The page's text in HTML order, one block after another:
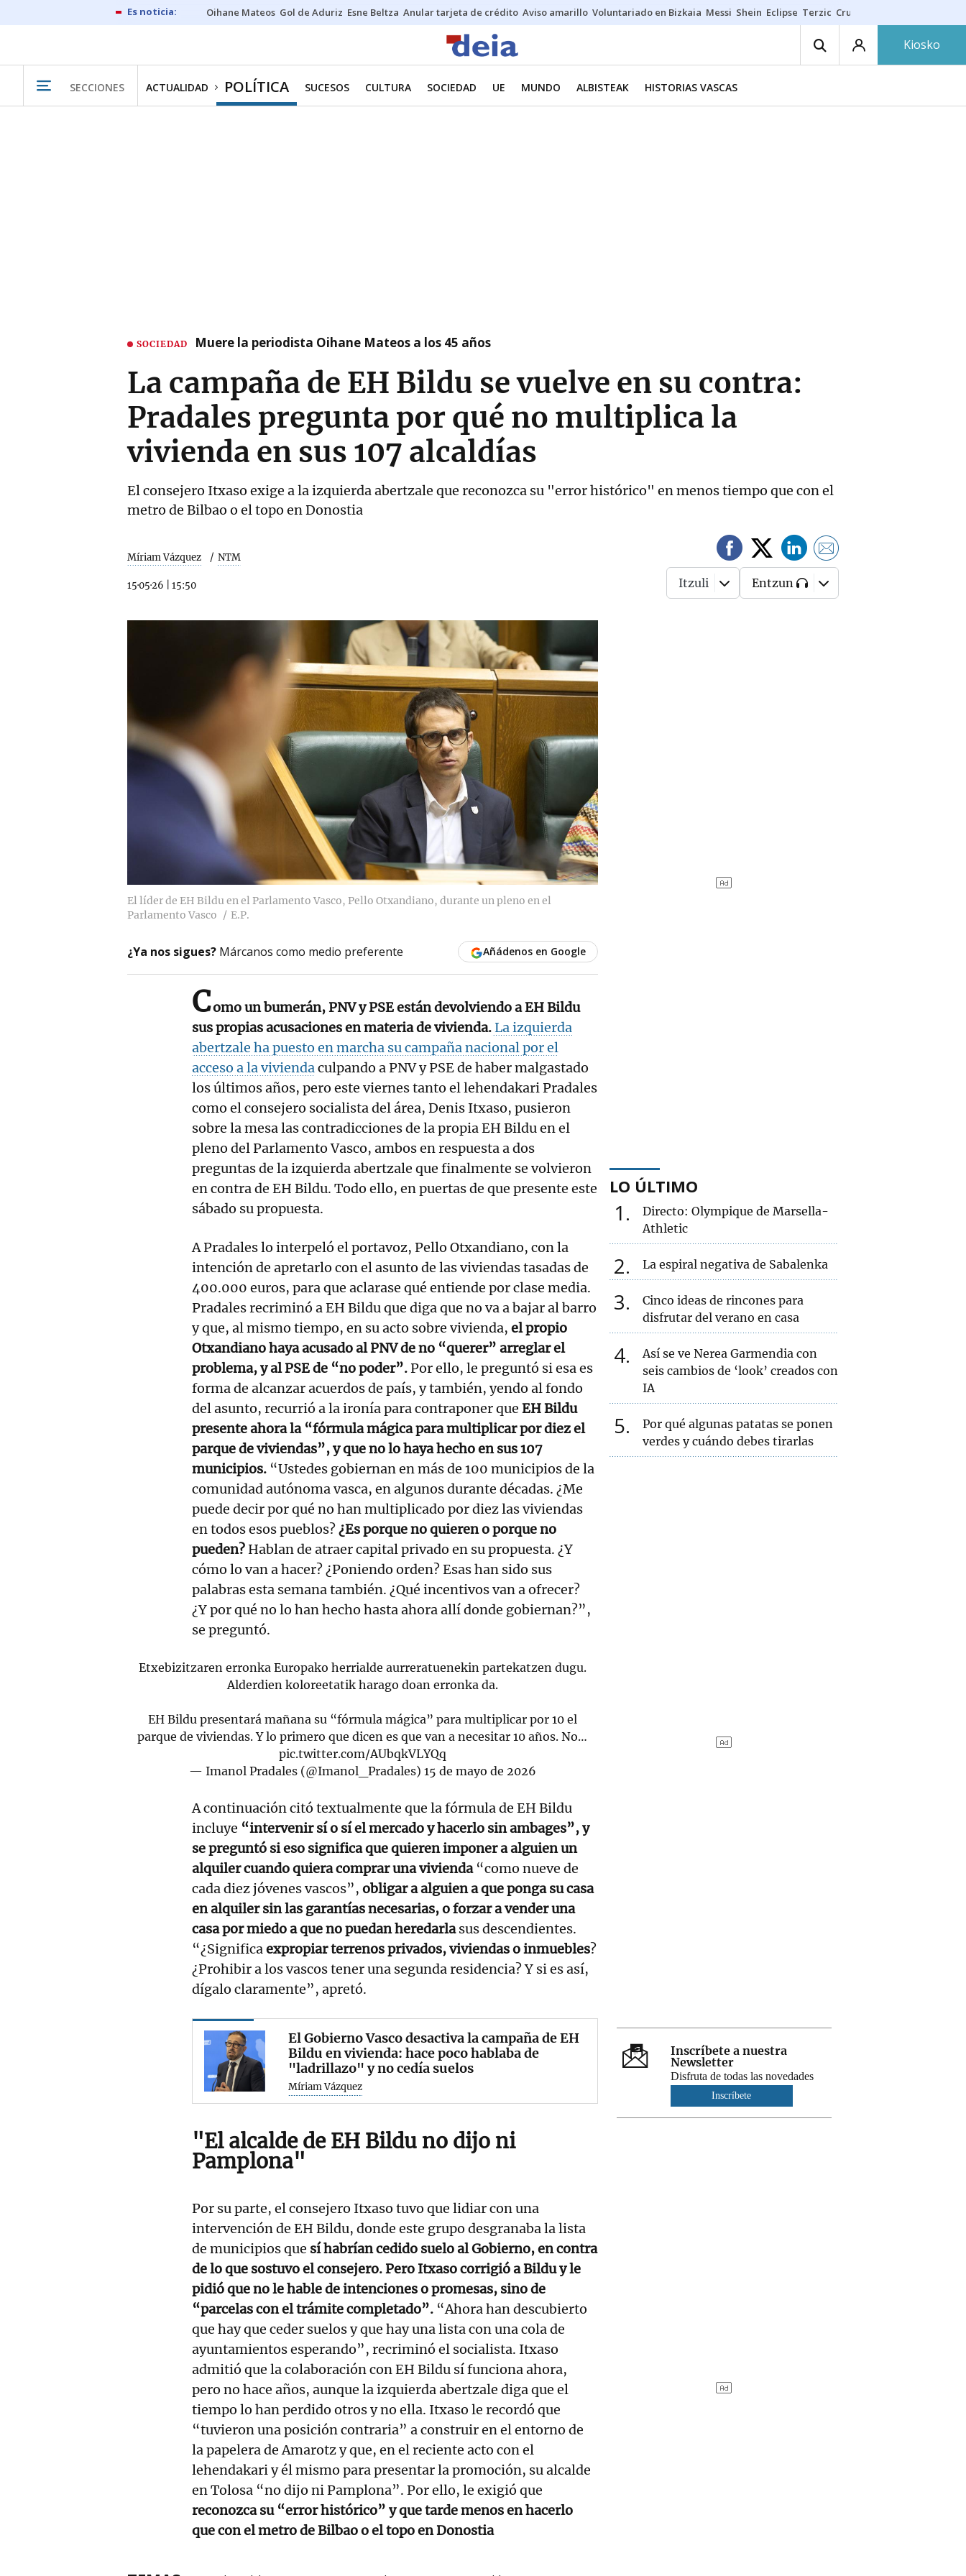
Oihane Mateos Gol de Aduriz Esne Beltza Anular tarjeta de crédito Aviso amarillo Voluntariado en Bizkaia Messi Shein Eclipse Terzic Cruz Gorbeia
Kiosko
SECCIONES ACTUALIDAD POLÍTICA SUCESOS CULTURA SOCIEDAD UE MUNDO ALBISTEAK HISTORIAS VASCAS
SOCIEDAD Muere la periodista Oihane Mateos a los 45 años
La campaña de EH Bildu se vuelve en su contra:
Pradales pregunta por qué no multiplica la
vivienda en sus 107 alcaldías
El consejero Itxaso exige a la izquierda abertzale que reconozca su "error histórico" en menos tiempo que con el
metro de Bilbao o el topo en Donostia
Míriam Vázquez NTM
15·05·26 15:50 Itzuli Entzun
El líder de EH Bildu en el Parlamento Vasco, Pello Otxandiano, durante un pleno en el
Parlamento Vasco
E.P.
¿Ya nos sigues? Márcanos como medio preferente Añádenos en Google
Como un bumerán, PNV y PSE están devolviendo a EH Bildu
sus propias acusaciones en materia de vivienda.La izquierda
abertzale ha puesto en marcha su campaña nacional por el
acceso a la viviendaculpando a PNV y PSE de haber malgastado
los últimos años, pero este viernes tanto el lehendakari Pradales
como el consejero socialista del área, Denis Itxaso, pusieron
sobre la mesa las contradicciones de la propia EH Bildu en el
pleno del Parlamento Vasco, ambos en respuesta a dos
preguntas de la izquierda abertzale que finalmente se volvieron
en contra de EH Bildu. Todo ello, en puertas de que presente este
sábado su propuesta.
A Pradales lo interpeló el portavoz, Pello Otxandiano, con la
intención de apretarlo con el asunto de las viviendas tasadas de
400.000 euros, para que aclarase qué entiende por clase media.
Pradales recriminó a EH Bildu que diga que no va a bajar al barro
y que, al mismo tiempo, en su acto sobre vivienda, el propio
Otxandiano haya acusado al PNV de no “querer” arreglar el
problema, y al PSE de “no poder”.Por ello, le preguntó si esa es
forma de alcanzar acuerdos de país, y también, yendo al fondo
del asunto, recurrió a la ironía para contraponer que EH Bildu
presente ahora la “fórmula mágica para multiplicar por diez el
parque de viviendas”, y que no lo haya hecho en sus 107
municipios. “Ustedes gobiernan en más de 100 municipios de la
comunidad autónoma vasca, en algunos durante décadas. ¿Me
puede decir por qué no han multiplicado por diez las viviendas
en todos esos pueblos?¿Es porque no quieren o porque no
pueden? Hablan de atraer capital privado en su propuesta. ¿Y
cómo lo van a hacer? ¿Poniendo orden? Esas han sido sus
palabras esta semana también. ¿Qué incentivos van a ofrecer?
¿Y por qué no lo han hecho hasta ahora allí donde gobiernan?”,
se preguntó.
Etxebizitzaren erronka Europako herrialde aurreratuenekin partekatzen dugu.
Alderdien koloreetatik harago doan erronka da.
EH Bildu presentará mañana su “fórmula mágica” para multiplicar por 10 el
parque de viviendas. Y lo primero que dicen es que van a necesitar 10 años. No…
pic.twitter.com/AUbqkVLYQq
— Imanol Pradales (@Imanol_Pradales) 15 de mayo de 2026
A continuación citó textualmente que la fórmula de EH Bildu
incluye “intervenir sí o sí el mercado y hacerlo sin ambages”, y
se preguntó si eso significa que quieren imponer a alguien un
alquiler cuando quiera comprar una vivienda“como nueve de
cada diez jóvenes vascos”, obligar a alguien a que ponga su casa
en alquiler sin las garantías necesarias, o forzar a vender una
casa por miedo a que no puedan heredarlasus descendientes.
“¿Significaexpropiar terrenos privados, viviendas o inmuebles?
¿Prohibir a los vascos tener una segunda residencia? Y si es así,
dígalo claramente”, apretó.
El Gobierno Vasco desactiva la campaña de EH
Bildu en vivienda: hace poco hablaba de
"ladrillazo" y no cedía suelos
Míriam Vázquez
"El alcalde de EH Bildu no dijo ni
Pamplona"
Por su parte, el consejero Itxaso tuvo que lidiar con una
intervención de EH Bildu, donde este grupo desgranaba la lista
de municipios que sí habrían cedido suelo al Gobierno, en contra
de lo que sostuvo el consejero. Pero Itxaso corrigió a Bildu y le
pidió que no le hable de intenciones o promesas, sino de
“parcelas con el trámite completado”. “Ahora han descubierto
que hay que ceder suelos y que hay una lista con una cola de
ayuntamientos esperando”, recriminó el socialista. Itxaso
admitió que la colaboración con EH Bildu sí funciona ahora,
pero no hace años, aunque la izquierda abertzale diga que el
tiempo lo han perdido otros y no ella. Itxaso le recordó que
“tuvieron una posición contraria” a construir en el entorno de
la papelera de Amarotz y que, en el reciente acto con el
lehendakari y él mismo para presentar la promoción, su alcalde
en Tolosa “no dijo ni Pamplona”. Por ello, le exigió que
reconozca su “error histórico” y que tarde menos en hacerlo
que con el metro de Bilbao o el topo en Donostia
LO ÚLTIMO
1
Directo: Olympique de Marsella-
Athletic
2 La espiral negativa de Sabalenka
3
Cinco ideas de rincones para
disfrutar del verano en casa
4
Así se ve Nerea Garmendia con
seis cambios de ‘look’ creados con
IA
5
Por qué algunas patatas se ponen
verdes y cuándo debes tirarlas
Inscríbete a nuestra
Newsletter
Disfruta de todas las novedades
Inscríbete